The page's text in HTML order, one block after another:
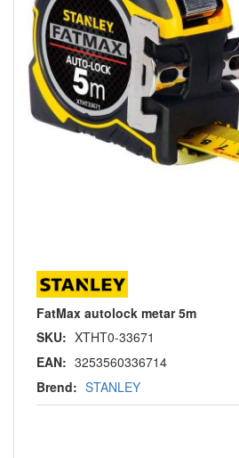
FatMax autolock metar 5m
SKU: XTHT0-33671
EAN: 3253560336714
Brend: STANLEY